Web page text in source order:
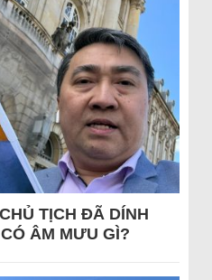
TỊCH ĐÃ DÍNH
ÂM MƯU GÌ?